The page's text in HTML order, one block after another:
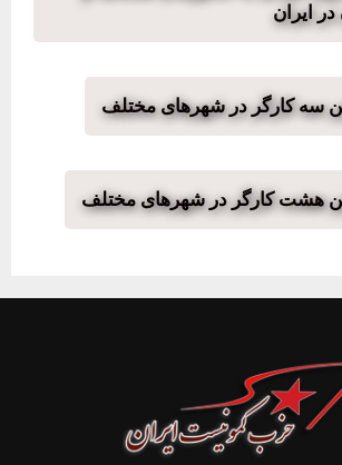
ایران
سه کارگر در شهرهای مختلف
هشت کارگر در شهرهای مختلف